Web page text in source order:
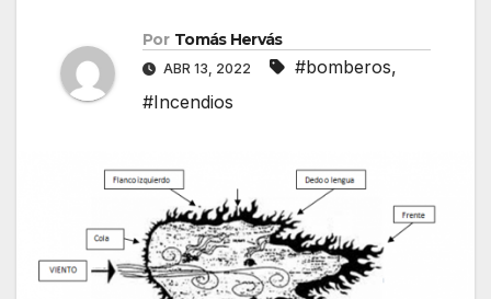
Por Tomás Hervás
ABR 13, 2022 #bomberos,
#Incendios